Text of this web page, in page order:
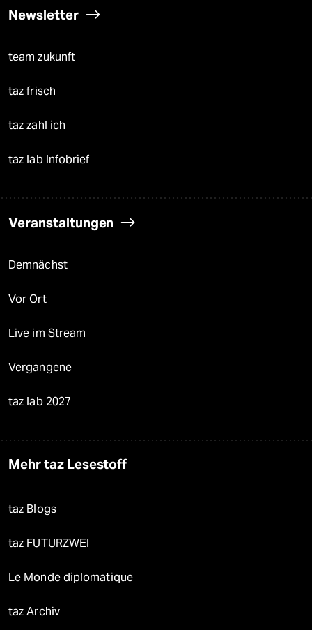
Newsletter
team zukunft
taz frisch
taz zahl ich
taz lab Infobrief
Veranstaltungen
Demnächst
Vor Ort
Live im Stream
Vergangene
taz lab 2027
Mehr taz Lesestoff
taz Blogs
taz FUTURZWEI
Le Monde diplomatique
taz Archiv